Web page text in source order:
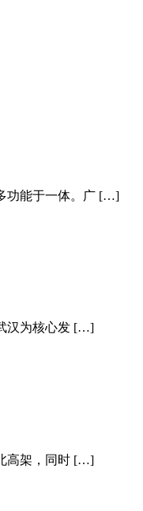
功能于一体。广 […]
汉为核心发 […]
高架，同时 […]